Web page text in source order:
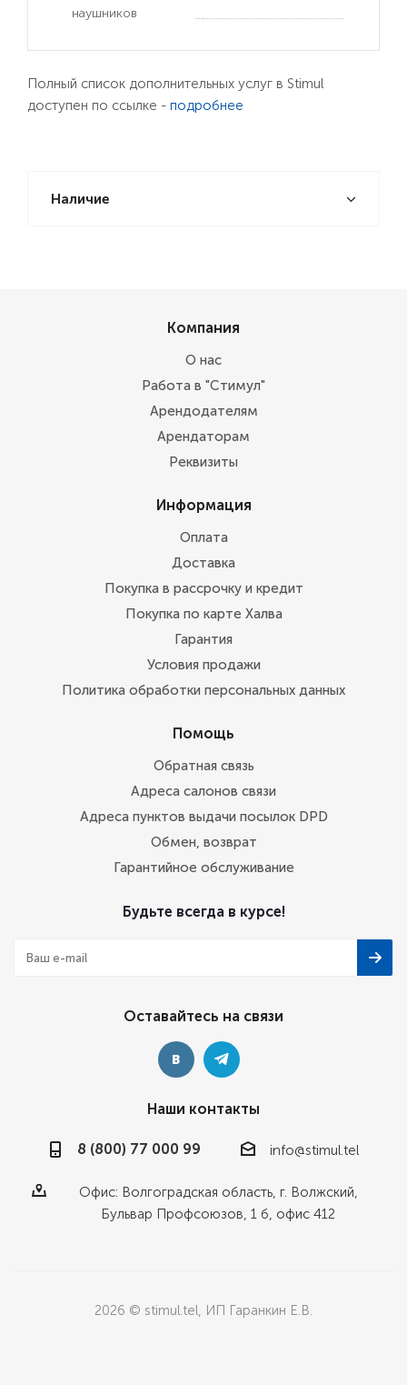
наушников
Полный список дополнительных услуг в Stimul
доступен по ссылке - подробнее
Наличие
Компания
О нас
Работа в "Стимул"
Арендодателям
Арендаторам
Реквизиты
Информация
Оплата
Доставка
Покупка в рассрочку и кредит
Покупка по карте Халва
Гарантия
Условия продажи
Политика обработки персональных данных
Помощь
Обратная связь
Адреса салонов связи
Адреса пунктов выдачи посылок DPD
Обмен, возврат
Гарантийное обслуживание
Будьте всегда в курсе!
Оставайтесь на связи
Наши контакты
8 (800) 77 000 99 info@stimul.tel
Офис: Волгоградская область, г. Волжский,
Бульвар Профсоюзов, 1 б, офис 412
2026 © stimul.tel, ИП Гаранкин Е.В.